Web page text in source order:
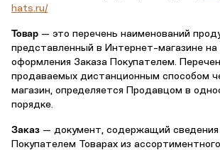
hats.ru/
Товар — это перечень наименований
представленный в Интернет-магазине
оформления Заказа Покупателем.
продаваемых дистанционным способом
магазин, определяется Продавцом в
порядке.
Заказ — документ, содержащий
Покупателем Товарах из